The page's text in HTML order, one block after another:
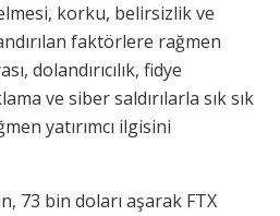
korku, belirsizlik ve
faktörlere rağmen
dolandırıcılık, fidye
ve siber saldırılarla sık sık
yatırımcı ilgisini
73 bin doları aşarak FTX